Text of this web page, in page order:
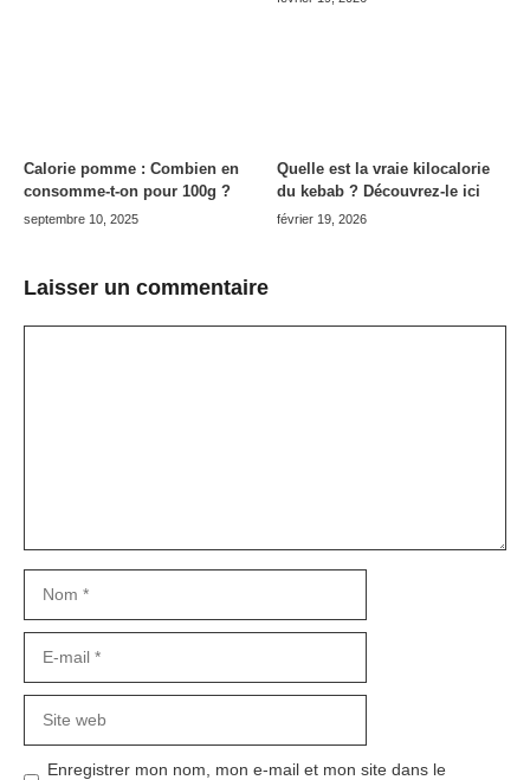
Calorie pomme : Combien en
consomme-t-on pour 100g ?
septembre 10, 2025
Quelle est la vraie kilocalorie
du kebab ? Découvrez-le ici
février 19, 2026
Laisser un commentaire
mail
web
Enregistrer mon nom, mon e-mail et mon site dans le